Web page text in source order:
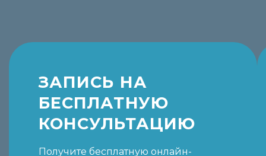
ЗАПИСЬ НА
БЕСПЛАТНУЮ
КОНСУЛЬТАЦИЮ
Получите бесплатную онлайн-